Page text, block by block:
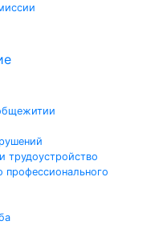
трудоустройство
профессионального